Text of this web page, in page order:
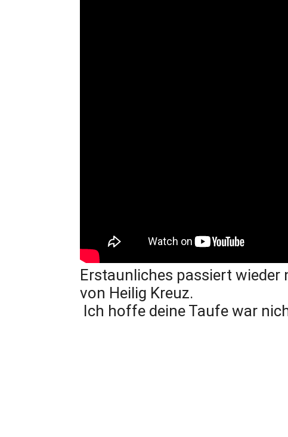
Erstaunliches passiert
von Heilig Kreuz.
Ich hoffe deine Taufe war